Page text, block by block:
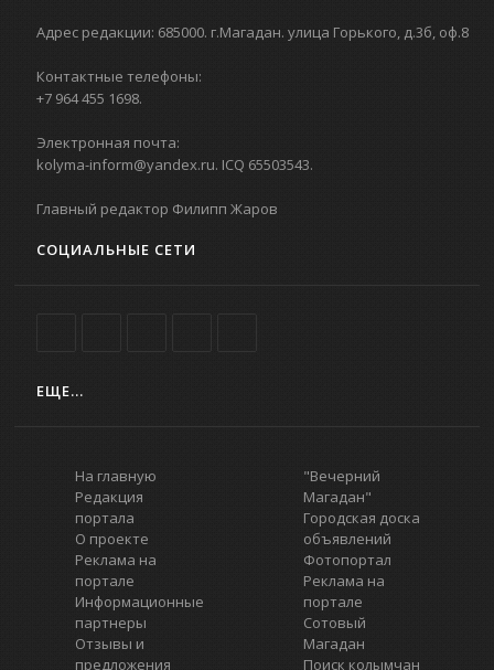
Адрес редакции: 685000. г.Магадан. улица Горького, д.3б, оф.8
Контактные телефоны:
+7 964 455 1698.
Электронная почта:
kolyma-inform@yandex.ru. ICQ 65503543.
Главный редактор Филипп Жаров
СОЦИАЛЬНЫЕ СЕТИ
ЕЩЕ...
На главную
Редакция
портала
О проекте
Реклама на
портале
Информационные
партнеры
Отзывы и
предложения
"Вечерний
Магадан"
Городская доска
объявлений
Фотопортал
Реклама на
портале
Сотовый
Магадан
Поиск колымчан